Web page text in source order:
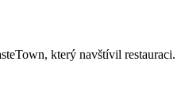
který navštívil restauraci.